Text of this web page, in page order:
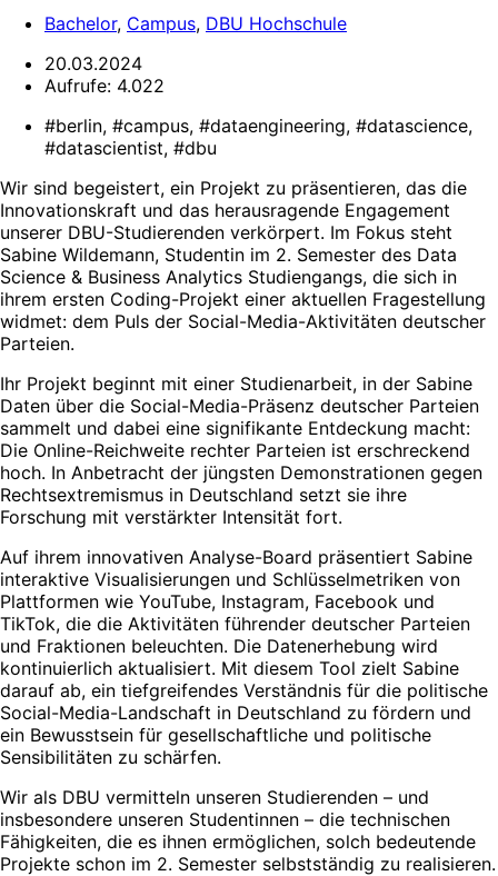
Bachelor, Campus, DBU Hochschule
20.03.2024
Aufrufe: 4.022
#berlin, #campus, #dataengineering, #datascience,
#datascientist, #dbu
Wir sind begeistert, ein Projekt zu präsentieren, das die
Innovationskraft und das herausragende Engagement
unserer DBU-Studierenden verkörpert. Im Fokus steht
Sabine Wildemann, Studentin im 2. Semester des Data
Science & Business Analytics Studiengangs, die sich in
ihrem ersten Coding-Projekt einer aktuellen Fragestellung
widmet: dem Puls der Social-Media-Aktivitäten deutscher
Parteien.
Ihr Projekt beginnt mit einer Studienarbeit, in der Sabine
Daten über die Social-Media-Präsenz deutscher Parteien
sammelt und dabei eine signifikante Entdeckung macht:
Die Online-Reichweite rechter Parteien ist erschreckend
hoch. In Anbetracht der jüngsten Demonstrationen gegen
Rechtsextremismus in Deutschland setzt sie ihre
Forschung mit verstärkter Intensität fort.
Auf ihrem innovativen Analyse-Board präsentiert Sabine
interaktive Visualisierungen und Schlüsselmetriken von
Plattformen wie YouTube, Instagram, Facebook und
TikTok, die die Aktivitäten führender deutscher Parteien
und Fraktionen beleuchten. Die Datenerhebung wird
kontinuierlich aktualisiert. Mit diesem Tool zielt Sabine
darauf ab, ein tiefgreifendes Verständnis für die politische
Social-Media-Landschaft in Deutschland zu fördern und
ein Bewusstsein für gesellschaftliche und politische
Sensibilitäten zu schärfen.
Wir als DBU vermitteln unseren Studierenden – und
insbesondere unseren Studentinnen – die technischen
Fähigkeiten, die es ihnen ermöglichen, solch bedeutende
Projekte schon im 2. Semester selbstständig zu realisieren.